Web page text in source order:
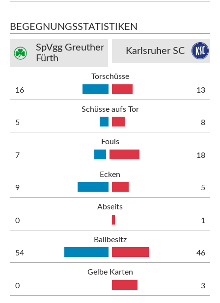
BEGEGNUNGSSTATISTIKEN
SpVgg Greuther
Fürth
Karlsruher SC
Torschüsse
16
13
Schüsse aufs Tor
5
8
Fouls
7
18
Ecken
9
5
Abseits
0
1
Ballbesitz
54
46
Gelbe Karten
0
3